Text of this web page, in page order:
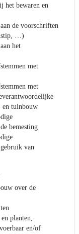
het bewaren en
de voorschriften
…)
het
met
met
en tuinbouw
bemesting
van
over de
planten,
en/of